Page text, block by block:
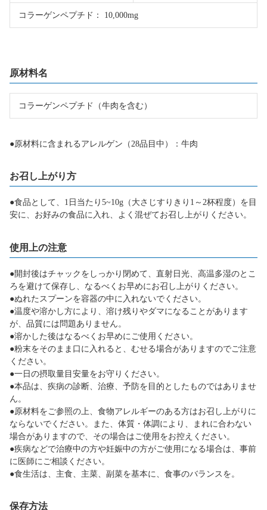
コラーゲンペプチド： 10,000mg
原材料名
コラーゲンペプチド（牛肉を含む）
●原材料に含まれるアレルゲン（28品目中）：牛肉
お召し上がり方
●食品として、1日当たり5~10g（大さじすりきり1～2杯程度）を目
安に、お好みの食品に入れ、よく混ぜてお召し上がりください。
使用上の注意
●開封後はチャックをしっかり閉めて、直射日光、高温多湿のとこ
ろを避けて保存し、なるべくお早めにお召し上がりください。
●ぬれたスプーンを容器の中に入れないでください。
●温度や溶かし方により、溶け残りやダマになることがあります
が、品質には問題ありません。
●溶かした後はなるべくお早めにご使用ください。
●粉末をそのまま口に入れると、むせる場合がありますのでご注意
ください。
●一日の摂取量目安量をお守りください。
●本品は、疾病の診断、治療、予防を目的としたものではありませ
ん。
●原材料をご参照の上、食物アレルギーのある方はお召し上がりに
ならないでください。また、体質・体調により、まれに合わない
場合がありますので、その場合はご使用をお控えください。
●疾病などで治療中の方や妊娠中の方がご使用になる場合は、事前
に医師にご相談ください。
●食生活は、主食、主菜、副菜を基本に、食事のバランスを。
保存方法